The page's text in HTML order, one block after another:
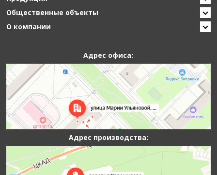
Общественные объекты
О компании
Адрес офиса:
Адрес производства: